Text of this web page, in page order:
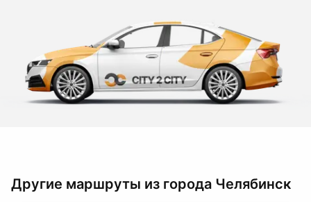
Другие маршруты из города Челябинск